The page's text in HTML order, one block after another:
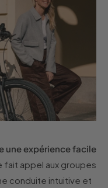
une expérience facile
fait appel aux groupes
conduite intuitive et